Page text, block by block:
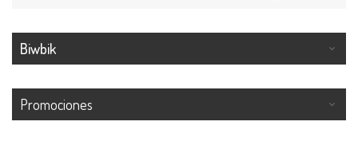
Biwbik
Promociones